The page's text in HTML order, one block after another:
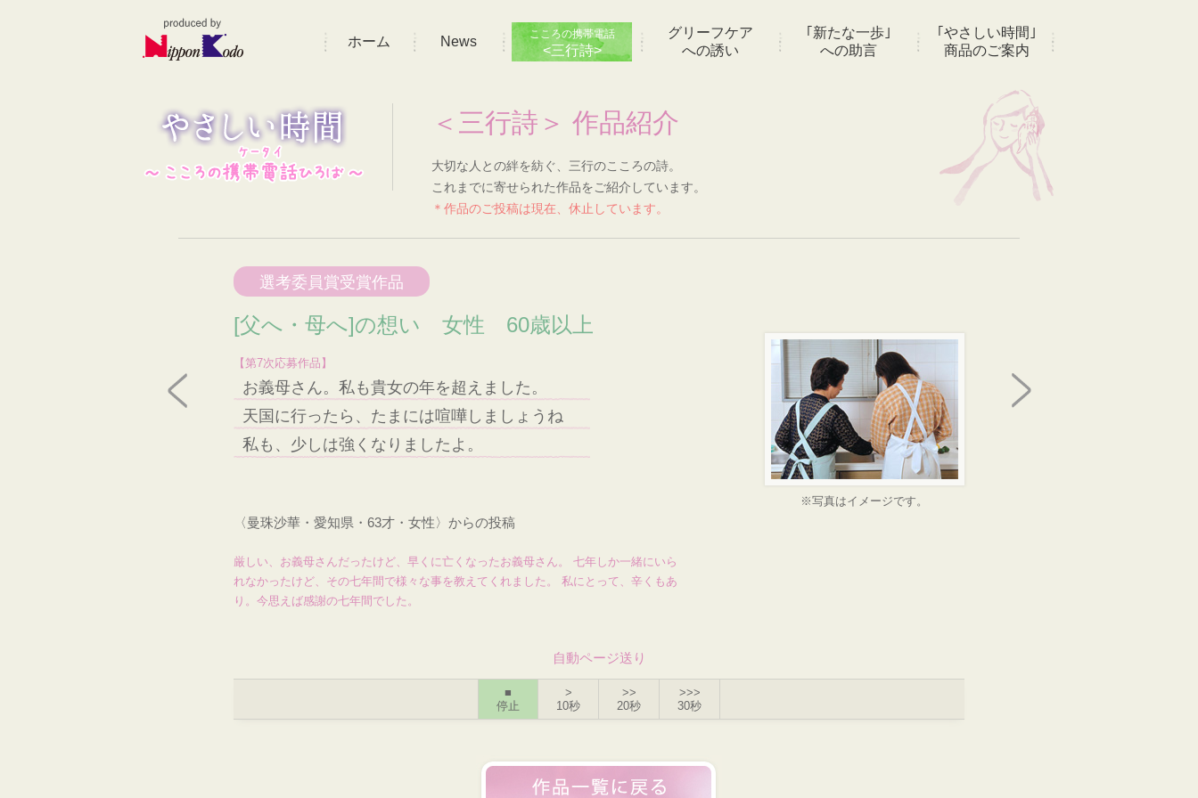
ホーム News こころの携帯電話
<三行詩>
グリーフケア
への誘い
｢新たな一歩｣
への助言
｢やさしい時間｣
商品のご案内
＜三行詩＞ 作品紹介
大切な人との絆を紡ぐ、三行のこころの詩。
これまでに寄せられた作品をご紹介しています。
＊作品のご投稿は現在、休止しています。
選考委員賞受賞作品
[父へ・母へ]の想い 女性 60歳以上
【第7次応募作品】
お義母さん。私も貴女の年を超えました。
天国に行ったら、たまには喧嘩しましょうね
私も、少しは強くなりましたよ。
※写真はイメージです。
〈曼珠沙華・愛知県・63才・女性〉からの投稿
厳しい、お義母さんだったけど、早くに亡くなったお義母さん。 七年しか一緒にいら
れなかったけど、その七年間で様々な事を教えてくれました。 私にとって、辛くもあ
り。今思えば感謝の七年間でした。
自動ページ送り
■
停止
>
10秒
>>
20秒
>>>
30秒